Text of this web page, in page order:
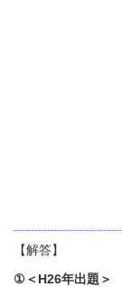
【解答】
①＜H26年出題